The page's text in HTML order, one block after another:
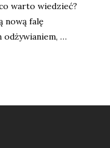
warto wiedzieć?
nową falę
odżywianiem, …